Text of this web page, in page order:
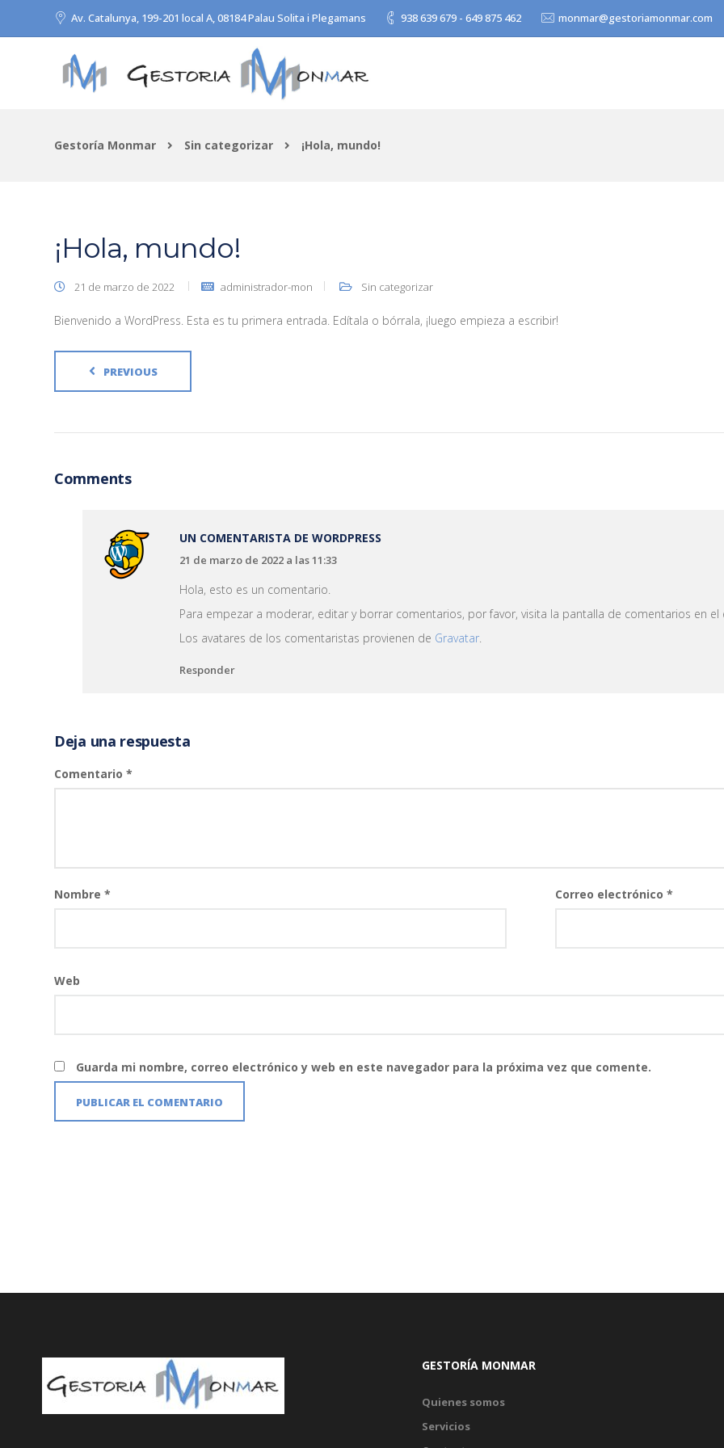
Av. Catalunya, 199-201 local A, 08184 Palau Solita i Plegamans 938 639 679 - 649 875 462 monmar@gestoriamonmar.com
Gestoría Monmar Sin categorizar ¡Hola, mundo!
¡Hola, mundo!
21 de marzo de 2022 administrador-mon Sin categorizar
Bienvenido a WordPress. Esta es tu primera entrada. Edítala o bórrala, ¡luego empieza a escribir!
PREVIOUS
Comments
UN COMENTARISTA DE WORDPRESS
21 de marzo de 2022 a las 11:33
Hola, esto es un comentario.
Para empezar a moderar, editar y borrar comentarios, por favor, visita la pantalla de comentarios en el
Los avatares de los comentaristas provienen de Gravatar.
Responder
Deja una respuesta
Comentario *
Nombre * Correo electrónico *
Web
Guarda mi nombre, correo electrónico y web en este navegador para la próxima vez que comente.
GESTORÍA MONMAR
Quienes somos
Servicios